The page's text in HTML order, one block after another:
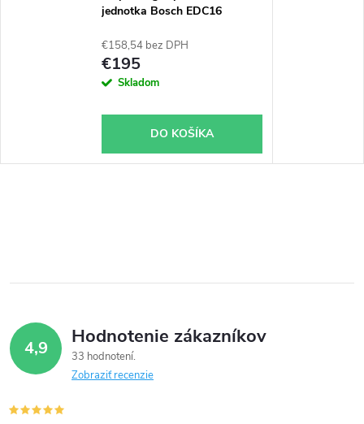
jednotka Bosch EDC16
€158,54 bez DPH
€195
Skladom
DO KOŠÍKA
4,9 Hodnotenie zákazníkov
33 hodnotení
Zobraziť recenzie